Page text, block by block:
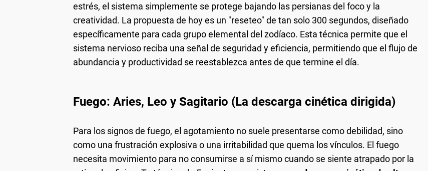
estrés, el sistema simplemente se protege bajando las persianas del foco y la
creatividad. La propuesta de hoy es un "reseteo" de tan solo 300 segundos, diseñado
específicamente para cada grupo elemental del zodíaco. Esta técnica permite que el
sistema nervioso reciba una señal de seguridad y eficiencia, permitiendo que el flujo de
abundancia y productividad se reestablezca antes de que termine el día.
Fuego: Aries, Leo y Sagitario (La descarga cinética dirigida)
Para los signos de fuego, el agotamiento no suele presentarse como debilidad, sino
como una frustración explosiva o una irritabilidad que quema los vínculos. El fuego
necesita movimiento para no consumirse a sí mismo cuando se siente atrapado por la